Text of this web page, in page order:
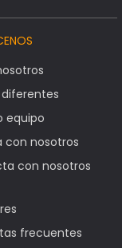
equipo
con nosotros
con nosotros
frecuentes